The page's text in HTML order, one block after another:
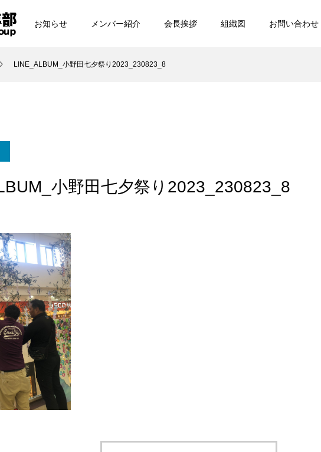
ム お知らせ メンバー紹介 会長挨拶 組織図 お問い合わせ
LINE_ALBUM_小野田七夕祭り2023_230823_8
小野田七夕祭り2023_230823_8